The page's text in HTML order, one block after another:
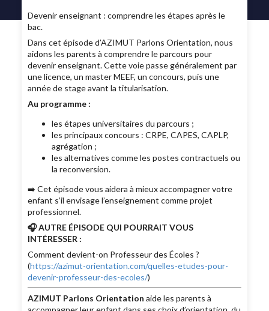
Devenir enseignant : comprendre les étapes après le
bac.
Dans cet épisode d’AZIMUT Parlons Orientation, nous
aidons les parents à comprendre le parcours pour
devenir enseignant. Cette voie passe généralement par
une licence, un master MEEF, un concours, puis une
année de stage avant la titularisation.
Au programme :
les étapes universitaires du parcours ;
les principaux concours : CRPE, CAPES, CAPLP,
agrégation ;
les alternatives comme les postes contractuels ou
la reconversion.
➡️ Cet épisode vous aidera à mieux accompagner votre
enfant s’il envisage l’enseignement comme projet
professionnel.
🎧 AUTRE ÉPISODE QUI POURRAIT VOUS
INTÉRESSER :
Comment devient-on Professeur des Écoles ?
(https://azimut-orientation.com/quelles-etudes-pour-
devenir-professeur-des-ecoles/)
AZIMUT Parlons Orientation aide les parents à